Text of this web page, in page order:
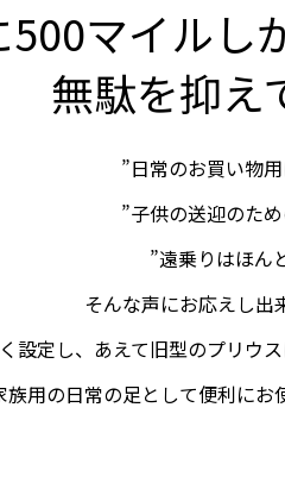
のオーロラツアー体験記: −15℃
500マイルし
無駄を抑え
”日常のお買い物
”子供の送迎のた
”遠乗りはほん
そんな声にお応えし出
設定し、あえて旧型のプリウ
族用の日常の足として便利にお